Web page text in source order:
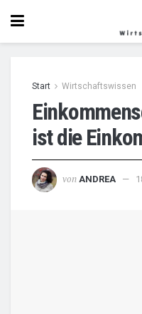
Start Wirtschaftswissen
ist die
von ANDREA